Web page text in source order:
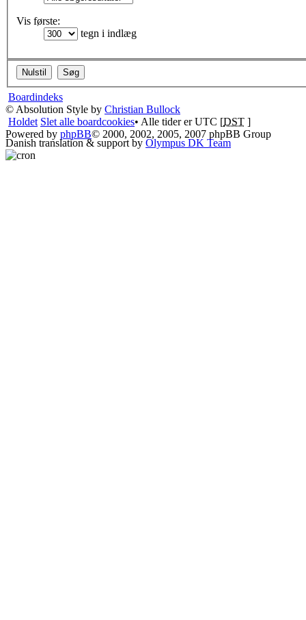
Vis første:
tegn i indlæg
Boardindeks
© Absolution Style by Christian Bullock
Holdet Slet alle boardcookies• Alle tider er UTC [DST ]
Powered by phpBB© 2000, 2002, 2005, 2007 phpBB Group
Danish translation & support by Olympus DK Team